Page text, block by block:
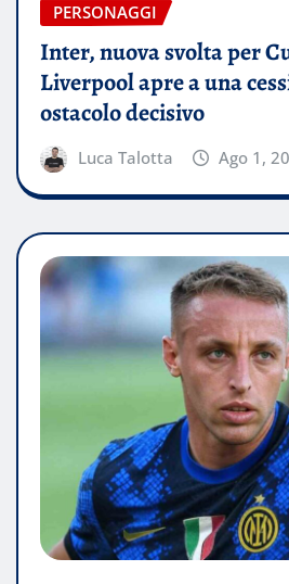
PERSONAGGI
Inter, nuova svolta per
Liverpool apre a una
ostacolo decisivo
Luca Talotta Ago 1,